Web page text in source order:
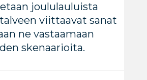
joululauluista
viittaavat sanat
ne vastaamaan
skenaarioita.